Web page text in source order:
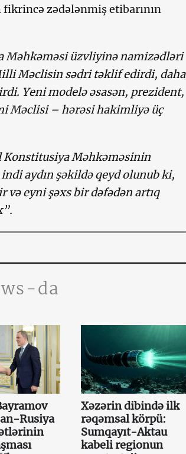
zədələnmiş etibarının
Məhkəməsi üzvliyinə namizədləri
Məclisin sədri təklif edirdi, daha
Yeni modelə əsasən, prezident,
Məclisi – hərəsi hakimliyə üç
Konstitusiya Məhkəməsinin
aydın şəkildə qeyd olunub ki,
və eyni şəxs bir dəfədən artıq
da
Rusiya
Xəzərin dibində ilk
rəqəmsal körpü:
Sumqayıt-Aktau
kabeli regionun